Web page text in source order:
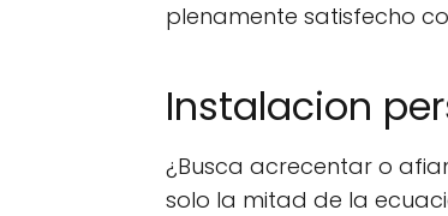
plenamente satisfecho
Instalacion
¿Busca acrecentar o
solo la mitad de la